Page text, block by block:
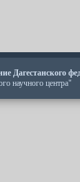
Дагестанского
научного центра"